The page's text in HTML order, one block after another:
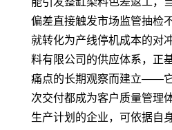
偏差直接触发市场监管抽检
就转化为产线停机成本的对
料有限公司的供应体系，正
痛点的长期观察而建立——
次交付都成为客户质量管理
生产计划的企业，可依据自